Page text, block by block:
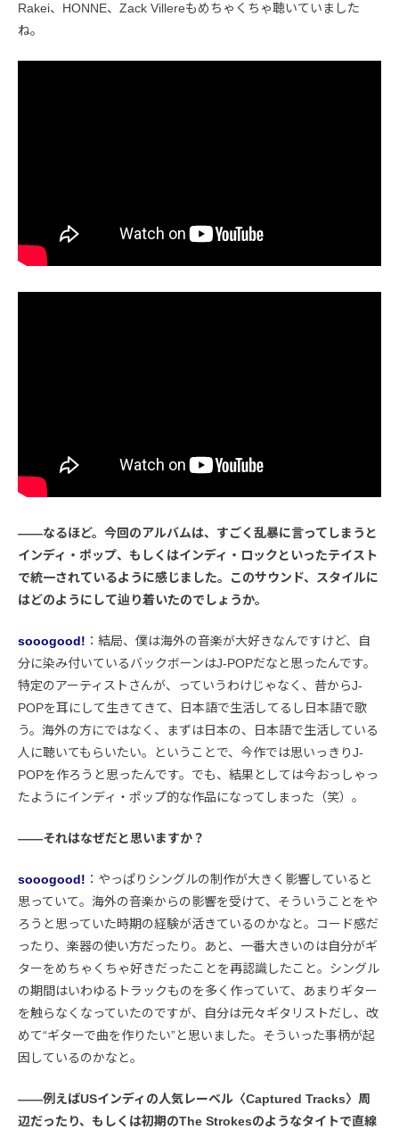
Rakei、HONNE、Zack Villereもめちゃくちゃ聴いていました
ね。
――なるほど。今回のアルバムは、すごく乱暴に言ってしまうと
インディ・ポップ、もしくはインディ・ロックといったテイスト
で統一されているように感じました。このサウンド、スタイルに
はどのようにして辿り着いたのでしょうか。
sooogood! ：結局、僕は海外の音楽が大好きなんですけど、自
分に染み付いているバックボーンはJ-POPだなと思ったんです。
特定のアーティストさんが、っていうわけじゃなく、昔からJ-
POPを耳にして生きてきて、日本語で生活してるし日本語で歌
う。海外の方にではなく、まずは日本の、日本語で生活している
人に聴いてもらいたい。ということで、今作では思いっきりJ-
POPを作ろうと思ったんです。でも、結果としては今おっしゃっ
たようにインディ・ポップ的な作品になってしまった（笑）。
――それはなぜだと思いますか？
sooogood! ：やっぱりシングルの制作が大きく影響していると
思っていて。海外の音楽からの影響を受けて、そういうことをや
ろうと思っていた時期の経験が活きているのかなと。コード感だ
ったり、楽器の使い方だったり。あと、一番大きいのは自分がギ
ターをめちゃくちゃ好きだったことを再認識したこと。シングル
の期間はいわゆるトラックものを多く作っていて、あまりギター
を触らなくなっていたのですが、自分は元々ギタリストだし、改
めて“ギターで曲を作りたい”と思いました。そういった事柄が起
因しているのかなと。
――例えばUSインディの人気レーベル〈Captured Tracks〉周
辺だったり、もしくは初期のThe Strokesのようなタイトで直線